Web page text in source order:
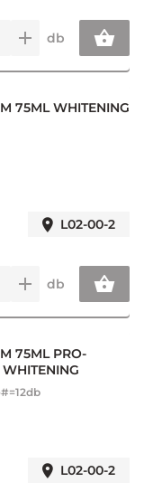
db
75ML WHITENING
L02-00-2
db
75ML PRO-
L02-00-2